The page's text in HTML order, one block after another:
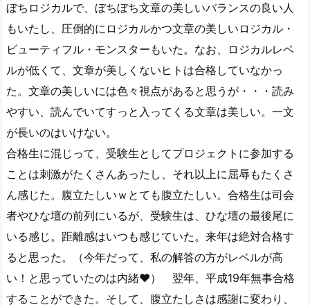
ぼちロジカルで、ぼちぼち文章の美しいバランスの良い人
もいたし、圧倒的にロジカルかつ文章の美しいロジカル・
ビューティフル・モンスターもいた。なお、ロジカルレベ
ルが低くて、文章が美しくないヒトは合格していなかっ
た。文章の美しいには色々視点があると思うが・・・読み
やすい、読んでいてすっと入ってくる文章は美しい。一文
が長いのはいけない。
合格生に混じって、受験生としてプロジェクトに参加する
ことは刺激がたくさんあったし、それ以上に屈辱もたくさ
ん感じた。腹立たしいｗとても腹立たしい。合格生は司会
者やひな壇の前列にいるが、受験生は、ひな壇の最後尾に
いる感じ。距離感はいつも感じていた。来年は絶対合格す
ると思った。（今年だって、私の解答の方がレベルが高
い！と思っていたのは内緒♥） 翌年、平成19年無事合格
することができた。そして、腹立たしさは感謝に変わり、